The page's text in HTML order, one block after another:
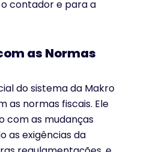
contador e para a
as Normas
do sistema da Makro
as normas fiscais. Ele
com as mudanças
as exigências da